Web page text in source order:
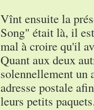
Vînt ensuite la
Song" était là, il
mal à croire qu'il
Quant aux deux
solennellement un
adresse postale
leurs petits